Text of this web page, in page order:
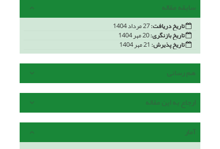
سابقه مقاله
تاریخ دریافت:
تاریخ بازنگری:
تاریخ پذیرش:
هم رسانی
ارجاع به این مقاله
آمار